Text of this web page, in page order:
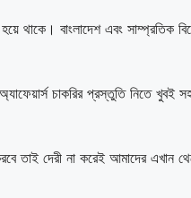
থাকে। বাংলাদেশ এবং সাম্প্রতিক
চাকরির প্রস্তুতি নিতে খুবই
তাই দেরী না করেই আমাদের এখান